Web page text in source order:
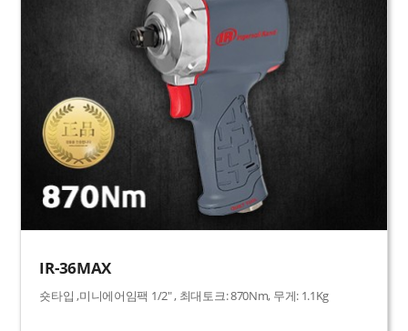
IR-36MAX
숏타입 ,미니에어임팩 1/2" , 최대토크: 870Nm, 무게: 1.1Kg